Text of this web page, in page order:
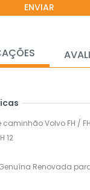
ENVIAR
Volvo FH / FH
12
Renovada